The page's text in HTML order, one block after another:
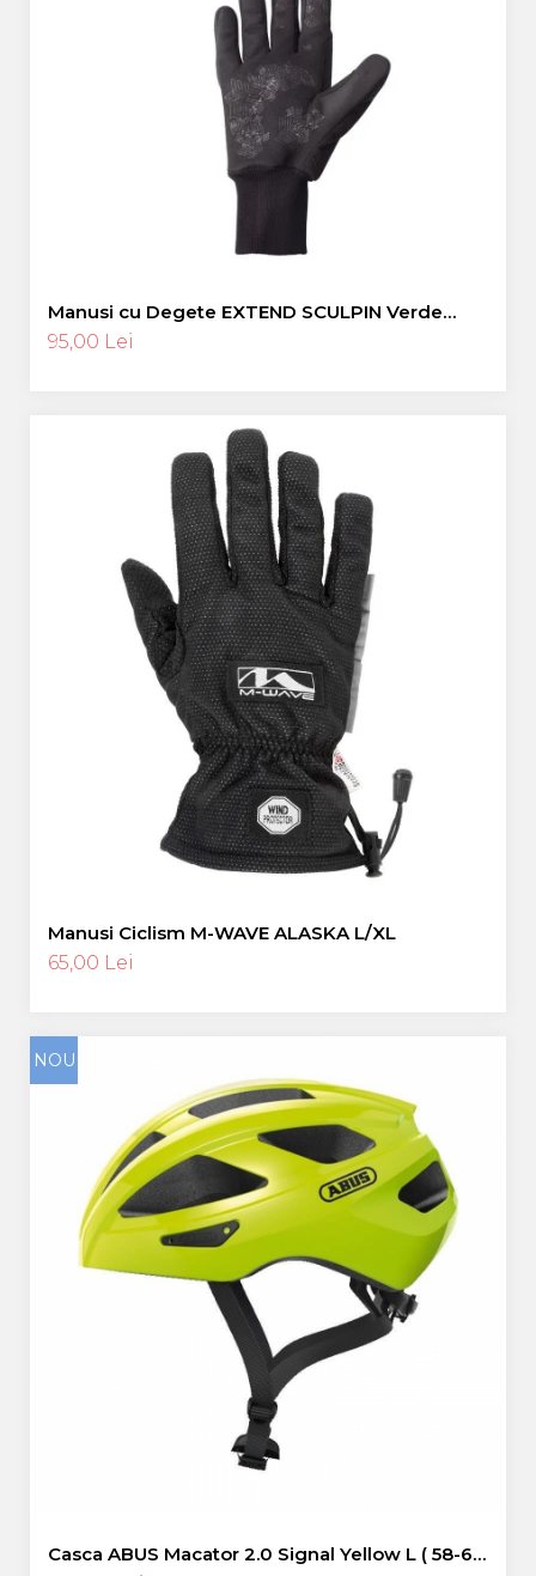
Manusi cu Degete EXTEND SCULPIN Verde
Neon L
95,00 Lei
Manusi Ciclism M-WAVE ALASKA L/XL
65,00 Lei
NOU
Casca ABUS Macator 2.0 Signal Yellow L ( 58-62